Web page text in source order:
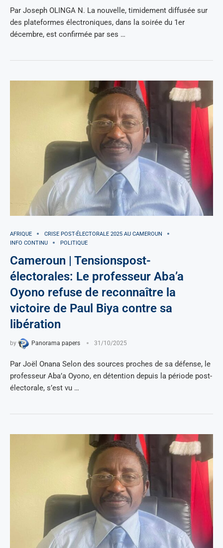
Par Joseph OLINGA N. La nouvelle, timidement diffusée sur
des plateformes électroniques, dans la soirée du 1er
décembre, est confirmée par ses …
AFRIQUE
CRISE POST-ÉLECTORALE 2025 AU CAMEROUN
INFO CONTINU
POLITIQUE
Cameroun | Tensionspost-
électorales: Le professeur Aba’a
Oyono refuse de reconnaître la
victoire de Paul Biya contre sa
libération
by Panorama papers 31/10/2025
Par Joël Onana Selon des sources proches de sa défense, le
professeur Aba’a Oyono, en détention depuis la période post-
électorale, s’est vu …